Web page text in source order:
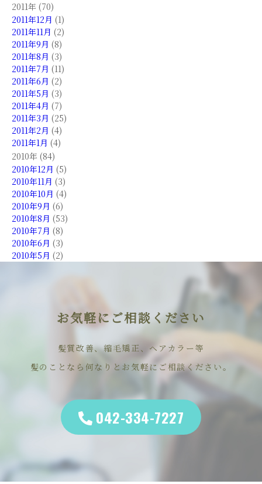
2011年 (70)
2011年12月 (1)
2011年11月 (2)
2011年9月 (8)
2011年8月 (3)
2011年7月 (11)
2011年6月 (2)
2011年5月 (3)
2011年4月 (7)
2011年3月 (25)
2011年2月 (4)
2011年1月 (4)
2010年 (84)
2010年12月 (5)
2010年11月 (3)
2010年10月 (4)
2010年9月 (6)
2010年8月 (53)
2010年7月 (8)
2010年6月 (3)
2010年5月 (2)
お気軽にご相談ください
髪質改善、縮毛矯正、ヘアカラー等
髪のことなら何なりとお気軽にご相談ください。
042-334-7227